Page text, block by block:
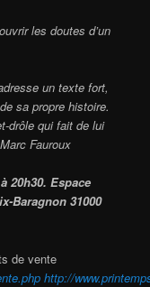
les doutes d’un
un texte fort,
sa propre histoire.
drôle qui fait de lui
Marc Fauroux
à20h30.Espace
Baragnon 31000
de vente
http://